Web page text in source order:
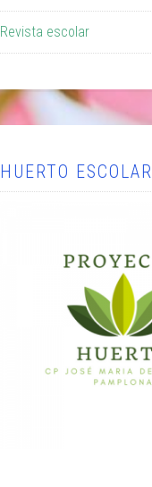
Revista escolar
HUERTO ESCOLAR